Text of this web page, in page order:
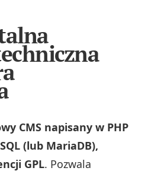
CMS napisany w PHP
(lub MariaDB),
GPL. Pozwala